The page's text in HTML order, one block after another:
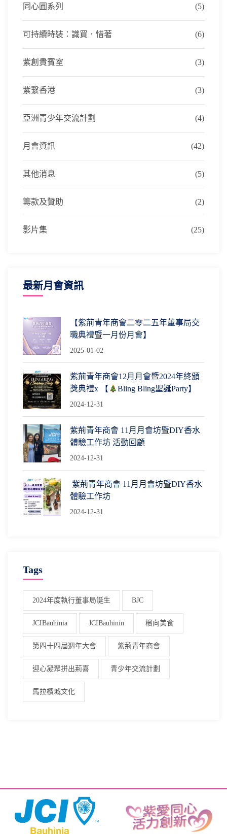
同心圓系列 (5)
可持續時裝：識買．惜著 (6)
紫創貴賓室 (3)
紫繫香港 (3)
亞洲青少年交流計劃 (4)
月會資訊 (42)
其他消息 (5)
籌款及贊助 (2)
影片集 (25)
最新月會資訊
【紫荊青年商會二零二五年董事局交
職典禮暨一月份月會】
2025-01-02
紫荊青年商會12月月會暨2024年終頒
獎典禮x 【
Bling Bling聖誕Party】
2024-12-31
紫荊青年商會 11月月會坊暨DIY香水
體驗工作坊 活動回顧
2024-12-31
紫荊青年商會 11月月會坊暨DIY香水
體驗工作坊
2024-12-31
Tags
2024年度執行董事局誕生 BJC
JCIBauhinia JCIBauhinin 檳向美食
第四十四屆週年大會 紫荊青年商會
迎心凝聚拼出荊喜 青少年交流計劃
馬拉檳城文化